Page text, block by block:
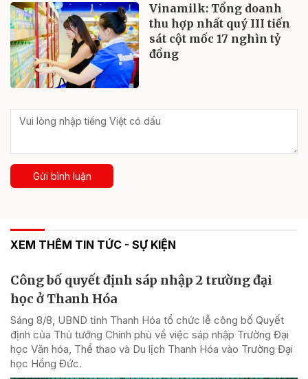
Vinamilk: Tổng doanh
thu hợp nhất quý III tiến
sát cột mốc 17 nghìn tỷ
đồng
Gửi bình luận
XEM THÊM TIN TỨC - SỰ KIỆN
Công bố quyết định sáp nhập 2 trường đại
học ở Thanh Hóa
Sáng 8/8, UBND tỉnh Thanh Hóa tổ chức lễ công bố Quyết
định của Thủ tướng Chính phủ về việc sáp nhập Trường Đại
học Văn hóa, Thể thao và Du lịch Thanh Hóa vào Trường Đại
học Hồng Đức.